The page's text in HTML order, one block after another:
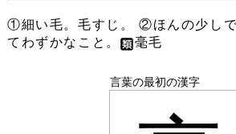
①細い毛。毛すじ。 ②ほんの少し
てわずかなこと。
毫毛
言葉の最初の漢字